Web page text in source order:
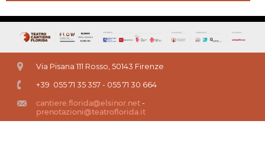
Via Pisana 111 Rosso, 50143 Firenze
+39 055 71 35 357 - 055 71 30 664
cantiere.florida@elsinor.net-
prenotazioni@teatroflorida.it